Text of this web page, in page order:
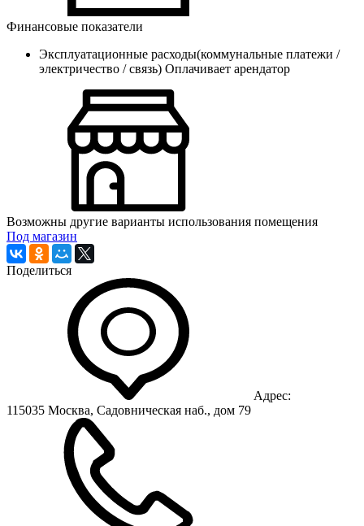
Финансовые показатели
Эксплуатационные расходы(коммунальные платежи /
электричество / связь) Оплачивает арендатор
Возможны другие варианты использования помещения
Под магазин
Поделиться
Адрес:
115035 Москва, Садовническая наб., дом 79